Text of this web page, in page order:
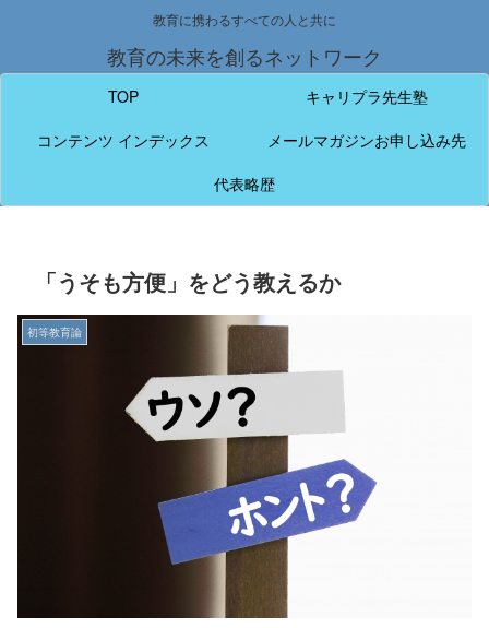
教育に携わるすべての人と共に
教育の未来を創るネットワーク
TOP
キャリプラ先生塾
コンテンツ インデックス
メールマガジンお申し込み先
代表略歴
「うそも方便」をどう教えるか
初等教育論